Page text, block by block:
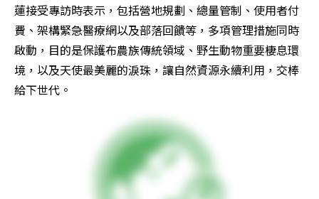
蓮接受專訪時表示，包括營地規劃、總量管制、使用者付
費、架構緊急醫療網以及部落回饋等，多項管理措施同時
啟動，目的是保護布農族傳統領域、野生動物重要棲息環
境，以及天使最美麗的淚珠，讓自然資源永續利用，交棒
給下世代。